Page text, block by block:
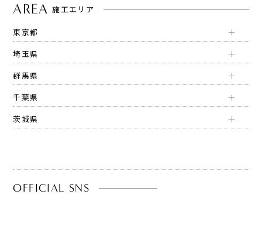
AREA 施工エリア
東京都
埼玉県
群馬県
千葉県
茨城県
OFFICIAL SNS